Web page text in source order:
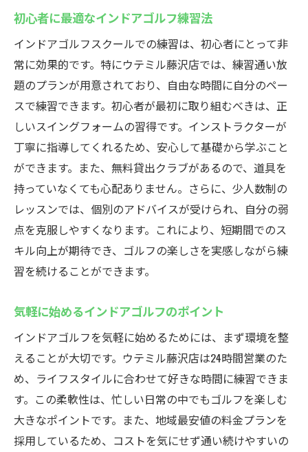
初心者に最適なインドアゴルフ練習法
インドアゴルフスクールでの練習は、初心者にとって非
常に効果的です。特にウテミル藤沢店では、練習通い放
題のプランが用意されており、自由な時間に自分のペー
スで練習できます。初心者が最初に取り組むべきは、正
しいスイングフォームの習得です。インストラクターが
丁寧に指導してくれるため、安心して基礎から学ぶこと
ができます。また、無料貸出クラブがあるので、道具を
持っていなくても心配ありません。さらに、少人数制の
レッスンでは、個別のアドバイスが受けられ、自分の弱
点を克服しやすくなります。これにより、短期間でのス
キル向上が期待でき、ゴルフの楽しさを実感しながら練
習を続けることができます。
気軽に始めるインドアゴルフのポイント
インドアゴルフを気軽に始めるためには、まず環境を整
えることが大切です。ウテミル藤沢店は24時間営業のた
め、ライフスタイルに合わせて好きな時間に練習できま
す。この柔軟性は、忙しい日常の中でもゴルフを楽しむ
大きなポイントです。また、地域最安値の料金プランを
採用しているため、コストを気にせず通い続けやすいの